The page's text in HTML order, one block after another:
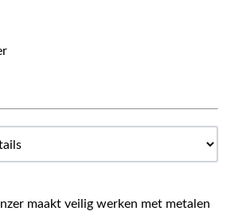
maakt veilig werken met metalen